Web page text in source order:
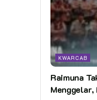
KWARCAB
Raimuna
Menggelar,